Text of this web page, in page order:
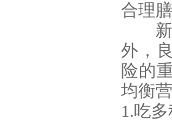
合理
外，
险的
均衡
1.吃